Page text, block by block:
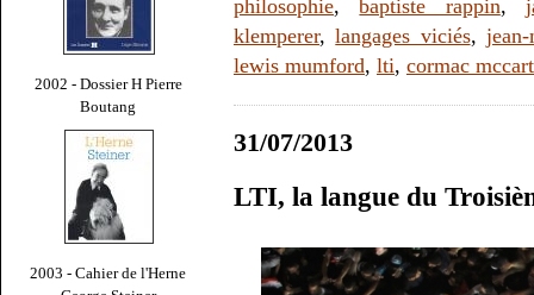
2002 - Dossier H Pierre
Boutang
2003 - Cahier de l'Herne
philosophie,baptiste rappin,
klemperer,langages viciés,
lewis mumford, lti, cormac
31/07/2013
LTI, la langue du